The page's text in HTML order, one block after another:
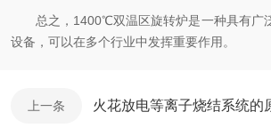
总之，1400℃双温区旋转炉是一种具有广
设备，可以在多个行业中发挥重要作用。
上一条